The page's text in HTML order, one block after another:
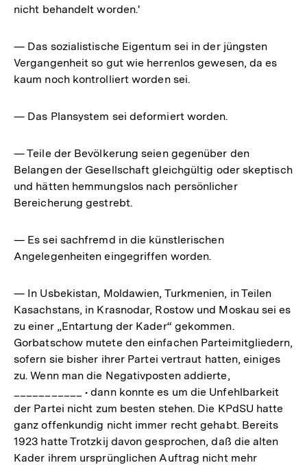
nicht behandelt worden.'
— Das sozialistische Eigentum sei in der jüngsten
Vergangenheit so gut wie herrenlos gewesen, da es
kaum noch kontrolliert worden sei.
— Das Plansystem sei deformiert worden.
— Teile der Bevölkerung seien gegenüber den
Belangen der Gesellschaft gleichgültig oder skeptisch
und hätten hemmungslos nach persönlicher
Bereicherung gestrebt.
— Es sei sachfremd in die künstlerischen
Angelegenheiten eingegriffen worden.
— In Usbekistan, Moldawien, Turkmenien, in Teilen
Kasachstans, in Krasnodar, Rostow und Moskau sei es
zu einer „Entartung der Kader“ gekommen.
Gorbatschow mutete den einfachen Parteimitgliedern,
sofern sie bisher ihrer Partei vertraut hatten, einiges
zu. Wenn man die Negativposten addierte,
___________ • dann konnte es um die Unfehlbarkeit
der Partei nicht zum besten stehen. Die KPdSU hatte
ganz offenkundig nicht immer recht gehabt. Bereits
1923 hatte Trotzkij davon gesprochen, daß die alten
Kader ihrem ursprünglichen Auftrag nicht mehr